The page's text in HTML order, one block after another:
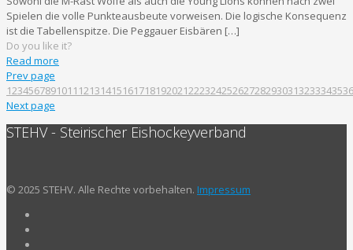
Spielen die volle Punkteausbeute vorweisen. Die logische Konsequenz
ist die Tabellenspitze. Die Peggauer Eisbären […]
Do you like it?
Read more
Prev page
1234567891011 12131415161718192021222324252627282930313233343536
Next page
STEHV - Steirischer Eishockeyverband
© 2025 STEHV. Alle Rechte vorbehalten. Impressum